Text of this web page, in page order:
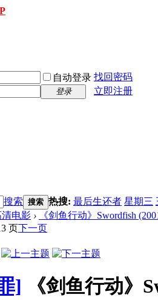
自动登录 找回密码
登录
立即注册
搜索 搜索 热搜: 最后生还者 星期三
清电影 ›
《剑鱼行动》Swordfish
页下一页
]
《剑鱼行动》